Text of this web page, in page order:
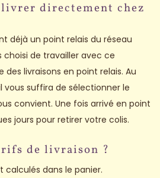
directement chez
déjà un point relais du réseau
choisi de travailler avec ce
livraisons en point relais. Au
suffira de sélectionner le
convient. Une fois arrivé en point
jours pour retirer votre colis.
de livraison ?
calculés dans le panier.